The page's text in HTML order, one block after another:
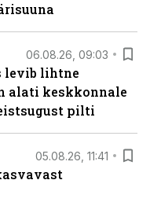
06.08.26, 09:03
levib lihtne
alati keskkonnale
pilti
05.08.26, 11:41